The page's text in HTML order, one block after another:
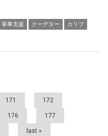
軍事支援 クーデター カリブ
171 172
176 177
last »